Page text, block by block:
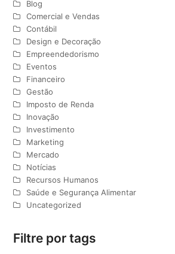
Blog
Comercial e Vendas
Contábil
Design e Decoração
Empreendedorismo
Eventos
Financeiro
Gestão
Imposto de Renda
Inovação
Investimento
Marketing
Mercado
Notícias
Recursos Humanos
Saúde e Segurança Alimentar
Uncategorized
Filtre por tags